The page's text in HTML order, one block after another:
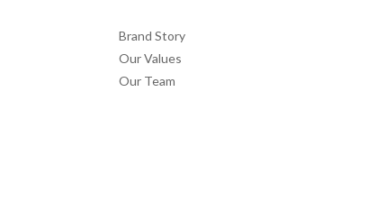
Brand Story
Our Values
Our Team